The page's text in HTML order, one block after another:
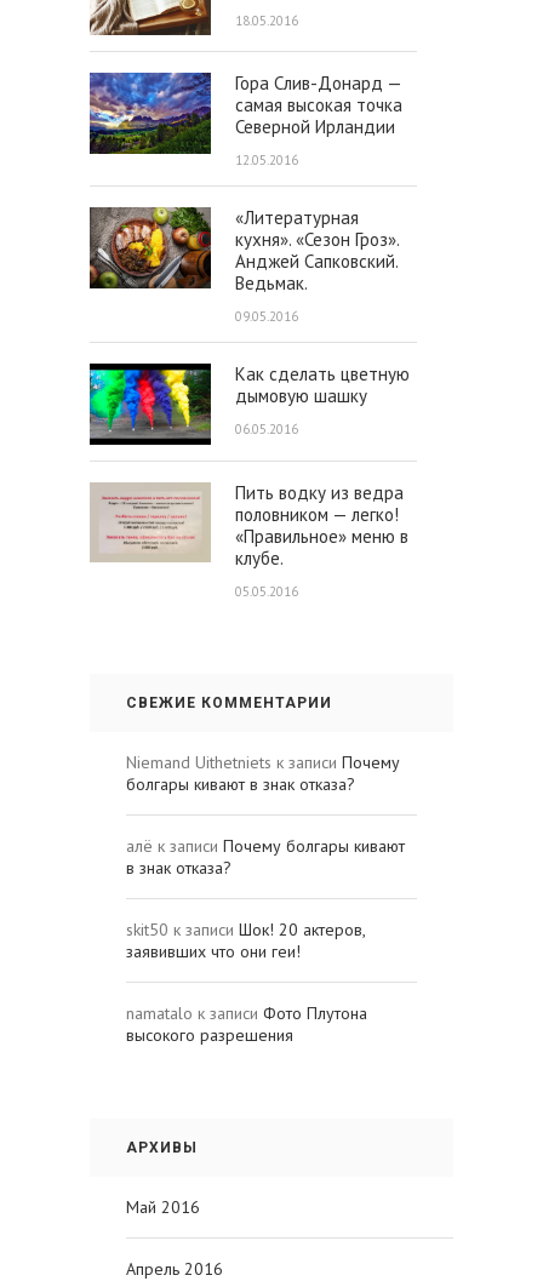
18.05.2016
Гора Слив-Донард —
самая высокая точка
Северной Ирландии
12.05.2016
«Литературная
кухня». «Сезон Гроз».
Анджей Сапковский.
Ведьмак.
09.05.2016
Как сделать цветную
дымовую шашку
06.05.2016
Пить водку из ведра
половником — легко!
«Правильное» меню в
клубе.
05.05.2016
СВЕЖИЕ КОММЕНТАРИИ
Niemand Uithetniets к записи Почему
болгары кивают в знак отказа?
алё к записи Почему болгары кивают
в знак отказа?
skit50 к записи Шок! 20 актеров,
заявивших что они геи!
namatalo к записи Фото Плутона
высокого разрешения
АРХИВЫ
Май 2016
Апрель 2016